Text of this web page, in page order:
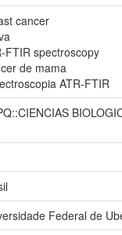
cancer
FTIR spectroscopy
de mama
ATR-FTIR
Federal de